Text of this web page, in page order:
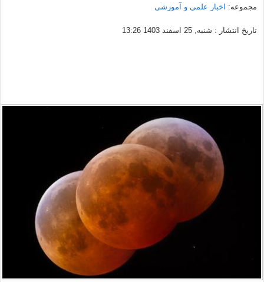
مجموعه: اخبار علمی و آموزشی
تاریخ انتشار : شنبه, 25 اسفند 1403 13:26